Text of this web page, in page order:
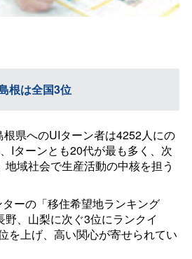
根は全国3位
県へのUIターン者は4252人にの
Iターンとも20代が最も多く、次
域社会で生産活動の中核を担う
ーの「移住希望地ランキング
、山梨に次ぐ3位にランクイ
を上げ、高い関心が寄せられてい